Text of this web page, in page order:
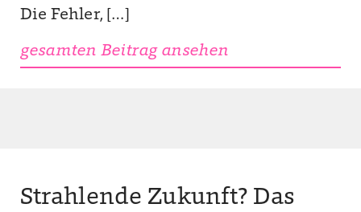
Die Fehler, […]
gesamten Beitrag ansehen
Strahlende Zukunft? Das